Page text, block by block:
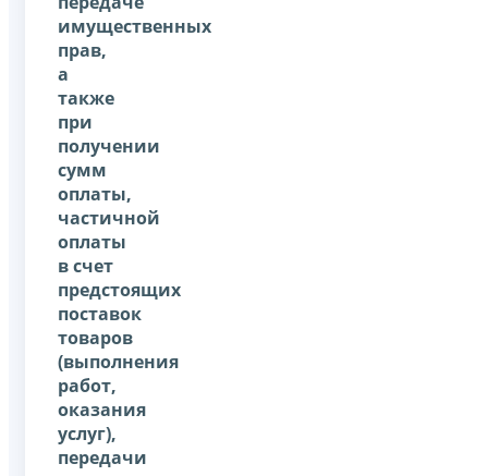
имущественных
прав,
а
также
при
получении
сумм
оплаты,
частичной
оплаты
в счет
предстоящих
поставок
товаров
(выполнения
работ,
оказания
услуг),
передачи